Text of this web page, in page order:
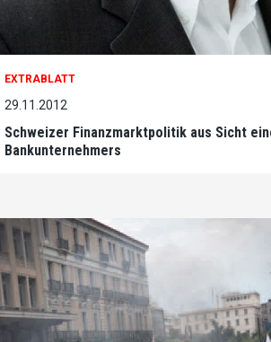
EXTRABLATT
29.11.2012
Schweizer Finanzmarktpolitik aus Sicht
Bankunternehmers